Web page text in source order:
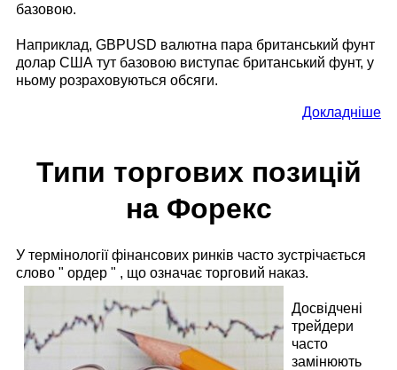
базовою.
Наприклад, GBPUSD валютна пара британський фунт
долар США тут базовою виступає британський фунт, у
ньому розраховуються обсяги.
Докладніше
Типи торгових позицій
на Форекс
У термінології фінансових ринків часто зустрічається
слово " ордер " , що означає торговий наказ.
Досвідчені
трейдери
часто
замінюють